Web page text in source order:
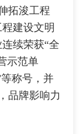
拓浚工程
建设文明
续荣获“全
示范单
称号，并
品牌影响力